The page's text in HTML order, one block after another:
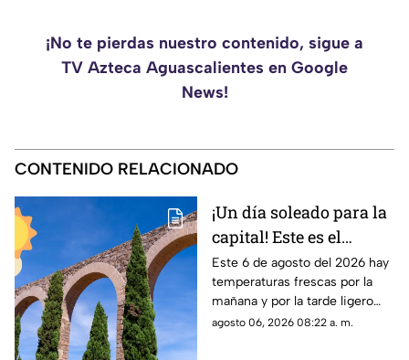
¡No te pierdas nuestro contenido, sigue a
TV Azteca Aguascalientes en Google
News!
CONTENIDO RELACIONADO
¡Un día soleado para la
capital! Este es el
pronóstico del clima en
Zacatecas HOY jueves 6
de agosto
Este 6 de agosto del 2026 hay
temperaturas frescas por la
mañana y por la tarde ligero
calor; el clima de hoy en
agosto 06, 2026 08:22 a. m.